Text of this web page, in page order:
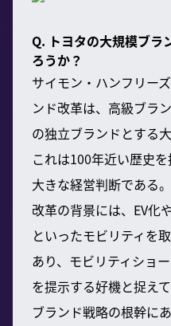
Q. トヨタの大規模ブラ
ろうか？
サイモン・ハンフリー
ンド改革は、高級ブラ
の独立ブランドとする
これは100年近い歴史
大きな経営判断である。
改革の背景には、EV化
といったモビリティを
あり、モビリティショ
を提示する好機と捉えて
ブランド戦略の根幹に